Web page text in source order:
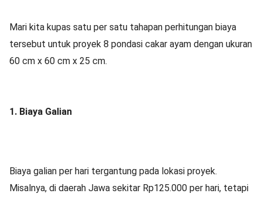
Mari kita kupas satu per satu tahapan perhitungan biaya
tersebut untuk proyek 8 pondasi cakar ayam dengan ukuran
60 cm x 60 cm x 25 cm.
1. Biaya Galian
Biaya galian per hari tergantung pada lokasi proyek.
Misalnya, di daerah Jawa sekitar Rp125.000 per hari, tetapi